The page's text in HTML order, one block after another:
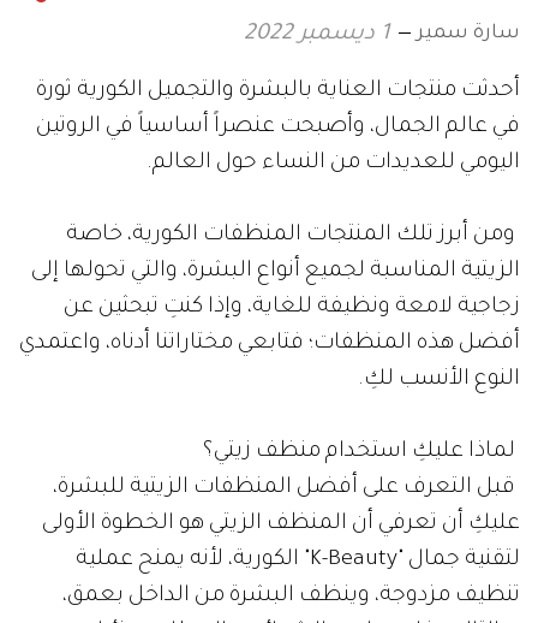
سارة سمير 1 ديسمبر 2022
أحدثت منتجات العناية بالبشرة والتجميل الكورية ثورة
في عالم الجمال، وأصبحت عنصراً أساسياً في الروتين
اليومي للعديدات من النساء حول العالم.
ومن أبرز تلك المنتجات المنظفات الكورية، خاصة
الزيتية المناسبة لجميع أنواع البشرة، والتي تحولها إلى
زجاجية لامعة ونظيفة للغاية، وإذا كنتِ تبحثين عن
أفضل هذه المنظفات؛ فتابعي مختاراتنا أدناه، واعتمدي
النوع الأنسب لكِ.
لماذا عليكِ استخدام منظف زيتي؟
قبل التعرف على أفضل المنظفات الزيتية للبشرة،
عليكِ أن تعرفي أن المنظف الزيتي هو الخطوة الأولى
لتقنية جمال "K-Beauty" الكورية، لأنه يمنح عملية
تنظيف مزدوجة، وينظف البشرة من الداخل بعمق،